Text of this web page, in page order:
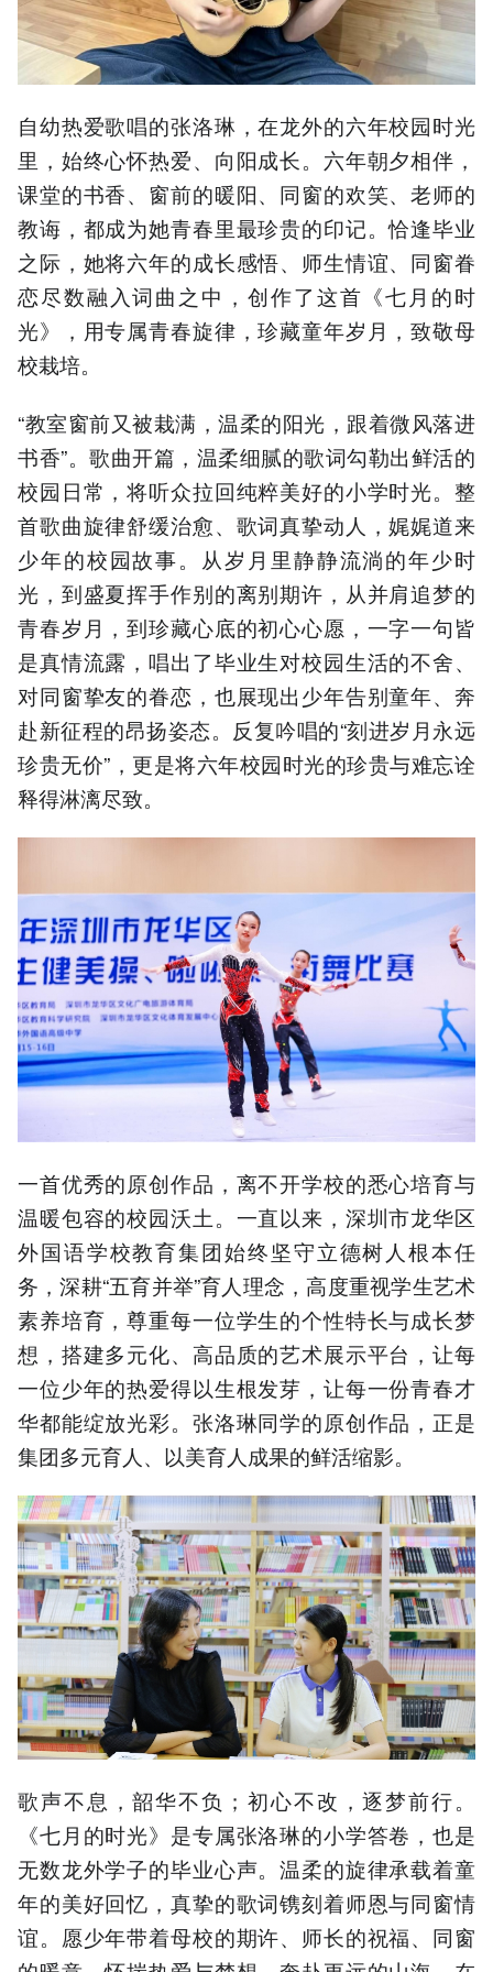
自幼热爱歌唱的张洛琳，在龙外的六年校园时光
里，始终心怀热爱、向阳成长。六年朝夕相伴，
课堂的书香、窗前的暖阳、同窗的欢笑、老师的
教诲，都成为她青春里最珍贵的印记。恰逢毕业
之际，她将六年的成长感悟、师生情谊、同窗眷
恋尽数融入词曲之中，创作了这首《七月的时
光》，用专属青春旋律，珍藏童年岁月，致敬母
校栽培。
“教室窗前又被栽满，温柔的阳光，跟着微风落进
书香”。歌曲开篇，温柔细腻的歌词勾勒出鲜活的
校园日常，将听众拉回纯粹美好的小学时光。整
首歌曲旋律舒缓治愈、歌词真挚动人，娓娓道来
少年的校园故事。从岁月里静静流淌的年少时
光，到盛夏挥手作别的离别期许，从并肩追梦的
青春岁月，到珍藏心底的初心心愿，一字一句皆
是真情流露，唱出了毕业生对校园生活的不舍、
对同窗挚友的眷恋，也展现出少年告别童年、奔
赴新征程的昂扬姿态。反复吟唱的“刻进岁月永远
珍贵无价”，更是将六年校园时光的珍贵与难忘诠
释得淋漓尽致。
一首优秀的原创作品，离不开学校的悉心培育与
温暖包容的校园沃土。一直以来，深圳市龙华区
外国语学校教育集团始终坚守立德树人根本任
务，深耕“五育并举”育人理念，高度重视学生艺术
素养培育，尊重每一位学生的个性特长与成长梦
想，搭建多元化、高品质的艺术展示平台，让每
一位少年的热爱得以生根发芽，让每一份青春才
华都能绽放光彩。张洛琳同学的原创作品，正是
集团多元育人、以美育人成果的鲜活缩影。
歌声不息，韶华不负；初心不改，逐梦前行。
《七月的时光》是专属张洛琳的小学答卷，也是
无数龙外学子的毕业心声。温柔的旋律承载着童
年的美好回忆，真挚的歌词镌刻着师恩与同窗情
谊。愿少年带着母校的期许、师长的祝福、同窗